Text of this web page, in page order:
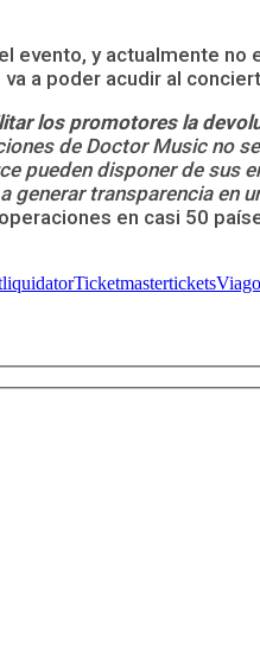
evento, y actualmente no
a poder acudir al
los promotores la
de Doctor Music no
pueden disponer de sus
transparencia en
en casi 50
Ticketmastertickets